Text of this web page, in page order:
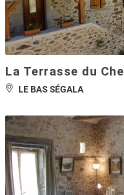
La Terrasse du
LE BAS SÉGALA